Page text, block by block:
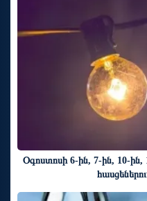
Օգոստոսի 6-ին, 7-ին, 10-ին,